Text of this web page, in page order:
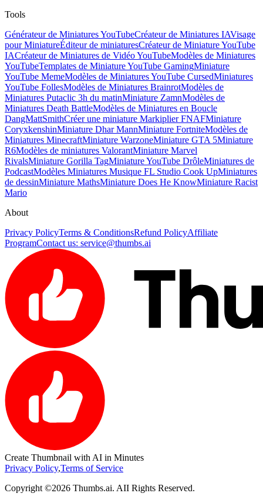
Tools
Générateur de Miniatures YouTubeCréateur de Miniatures IAVisage
pour MiniatureÉditeur de miniaturesCréateur de Miniature YouTube
IACréateur de Miniatures de Vidéo YouTubeModèles de Miniatures
YouTubeTemplates de Miniature YouTube GamingMiniature
YouTube MemeModèles de Miniatures YouTube CursedMiniatures
YouTube FollesModèles de Miniatures BrainrotModèles de
Miniatures Putaclic 3h du matinMiniature ZamnModèles de
Miniatures Death BattleModèles de Miniatures en Boucle
DangMattSmithCréer une miniature Markiplier FNAFMiniature
CoryxkenshinMiniature Dhar MannMiniature FortniteModèles de
Miniatures MinecraftMiniature WarzoneMiniature GTA 5Miniature
R6Modèles de miniatures ValorantMiniature Marvel
RivalsMiniature Gorilla TagMiniature YouTube DrôleMiniatures de
PodcastModèles Miniatures Musique FL Studio Cook UpMiniatures
de dessinMiniature MathsMiniature Does He KnowMiniature Racist
Mario
About
Privacy PolicyTerms & ConditionsRefund PolicyAffiliate
ProgramContact us: service@thumbs.ai
Create Thumbnail with AI in Minutes
Privacy Policy,Terms of Service
Copyright ©2026 Thumbs.ai. AII Rights Reserved.